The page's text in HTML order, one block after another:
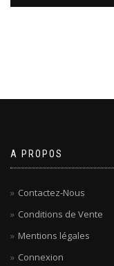
A PROPOS
Contactez-Nous
Conditions de Vente
Mentions légales
Connexion